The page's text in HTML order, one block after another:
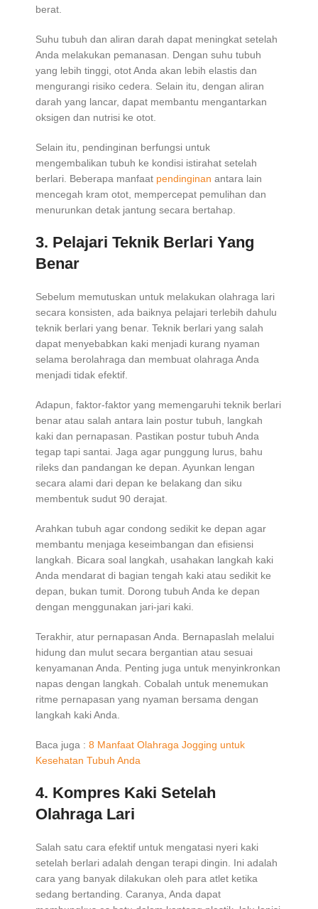
berat.
Suhu tubuh dan aliran darah dapat meningkat setelah
Anda melakukan pemanasan. Dengan suhu tubuh
yang lebih tinggi, otot Anda akan lebih elastis dan
mengurangi risiko cedera. Selain itu, dengan aliran
darah yang lancar, dapat membantu mengantarkan
oksigen dan nutrisi ke otot.
Selain itu, pendinginan berfungsi untuk
mengembalikan tubuh ke kondisi istirahat setelah
berlari. Beberapa manfaat pendinginan antara lain
mencegah kram otot, mempercepat pemulihan dan
menurunkan detak jantung secara bertahap.
3. Pelajari Teknik Berlari Yang
Benar
Sebelum memutuskan untuk melakukan olahraga lari
secara konsisten, ada baiknya pelajari terlebih dahulu
teknik berlari yang benar. Teknik berlari yang salah
dapat menyebabkan kaki menjadi kurang nyaman
selama berolahraga dan membuat olahraga Anda
menjadi tidak efektif.
Adapun, faktor-faktor yang memengaruhi teknik berlari
benar atau salah antara lain postur tubuh, langkah
kaki dan pernapasan. Pastikan postur tubuh Anda
tegap tapi santai. Jaga agar punggung lurus, bahu
rileks dan pandangan ke depan. Ayunkan lengan
secara alami dari depan ke belakang dan siku
membentuk sudut 90 derajat.
Arahkan tubuh agar condong sedikit ke depan agar
membantu menjaga keseimbangan dan efisiensi
langkah. Bicara soal langkah, usahakan langkah kaki
Anda mendarat di bagian tengah kaki atau sedikit ke
depan, bukan tumit. Dorong tubuh Anda ke depan
dengan menggunakan jari-jari kaki.
Terakhir, atur pernapasan Anda. Bernapaslah melalui
hidung dan mulut secara bergantian atau sesuai
kenyamanan Anda. Penting juga untuk menyinkronkan
napas dengan langkah. Cobalah untuk menemukan
ritme pernapasan yang nyaman bersama dengan
langkah kaki Anda.
Baca juga : 8 Manfaat Olahraga Jogging untuk
Kesehatan Tubuh Anda
4. Kompres Kaki Setelah
Olahraga Lari
Salah satu cara efektif untuk mengatasi nyeri kaki
setelah berlari adalah dengan terapi dingin. Ini adalah
cara yang banyak dilakukan oleh para atlet ketika
sedang bertanding. Caranya, Anda dapat